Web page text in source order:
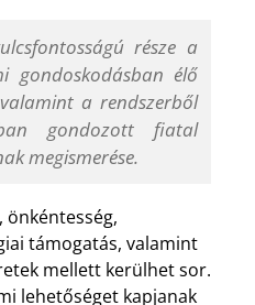
része a
gondoskodásban élő
a rendszerből
gondozott fiatal
megismerése.
önkéntesség,
támogatás, valamint
mellett kerülhet sor.
lehetőséget kapjanak